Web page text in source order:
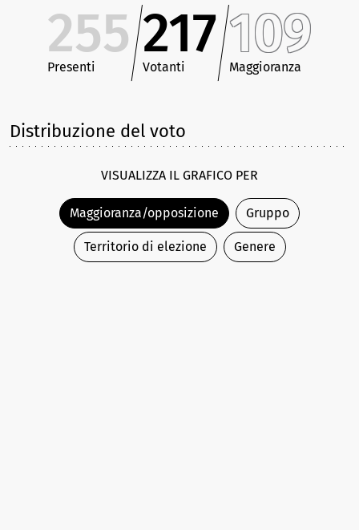
255
Presenti
217
Votanti
109
Maggioranza
Distribuzione del voto
VISUALIZZA IL GRAFICO PER
Maggioranza/opposizione Gruppo
Territorio di elezione Genere